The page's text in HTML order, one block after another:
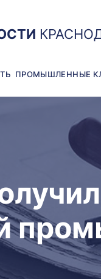
ПРОМЫШЛЕННЫЕ